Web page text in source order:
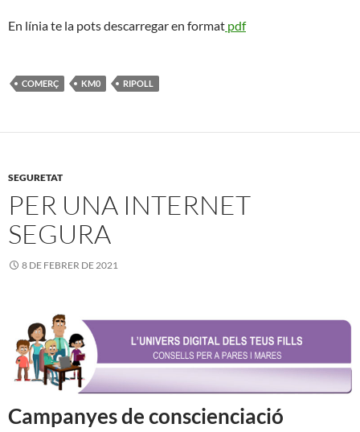
En línia te la pots descarregar en format pdf
COMERÇ KM0 RIPOLL
SEGURETAT
PER UNA INTERNET
SEGURA
8 DE FEBRER DE 2021
Campanyes de conscienciació